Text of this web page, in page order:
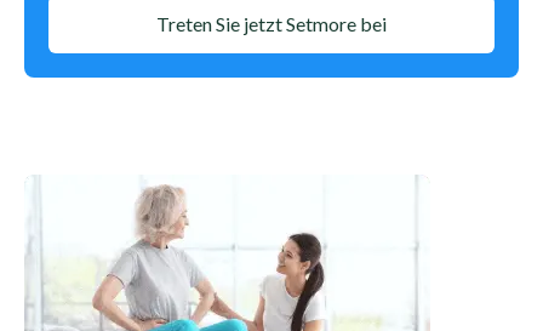
Treten Sie jetzt Setmore bei